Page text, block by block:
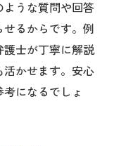
ような質問や回答
るからです。例
護士が丁寧に解説
活かせます。安心
になるでしょ